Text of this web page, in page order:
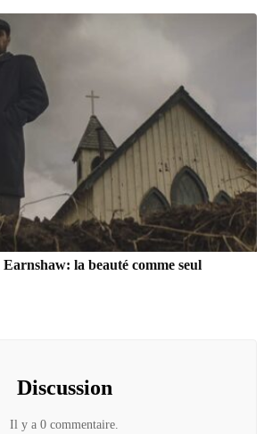
la beauté comme seul
Discussion
Il y a 0 commentaire.